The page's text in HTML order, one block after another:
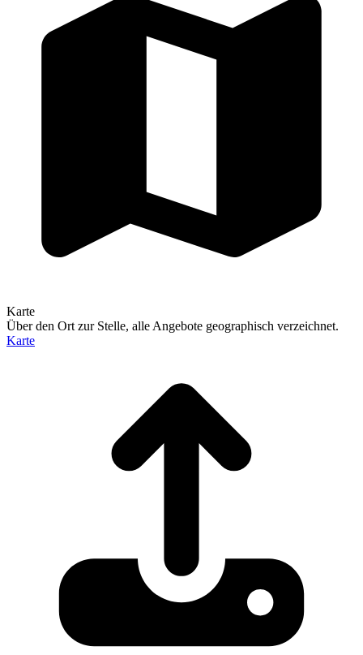
Karte
Über den Ort zur Stelle, alle Angebote geographisch verzeichnet.
Karte